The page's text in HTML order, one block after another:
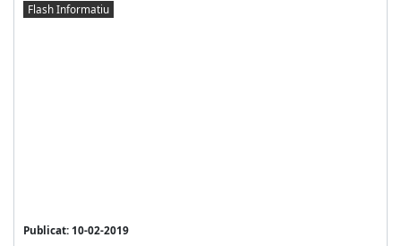
Flash Informatiu
Publicat: 10-02-2019